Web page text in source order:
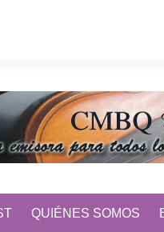
QUIÉNES SOMOS